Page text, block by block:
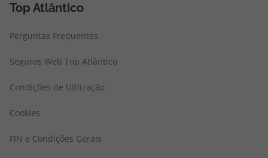
Top Atlântico
Perguntas Frequentes
Seguros Web Top Atlântico
Condições de Utilização
Cookies
FIN e Condições Gerais